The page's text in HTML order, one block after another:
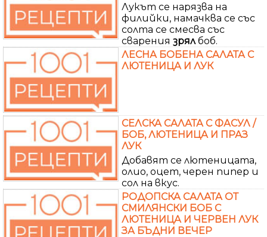
Лукът се нарязва на
филийки, намачква се със
солта се смесва със
сварения зрял боб.
ЛЕСНА БОБЕНА САЛАТА С
ЛЮТЕНИЦА И ЛУК
СЕЛСКА САЛАТА С ФАСУЛ /
БОБ, ЛЮТЕНИЦА И ПРАЗ
ЛУК
Добавят се лютеницата,
олио, оцет, черен пипер и
сол на вкус.
РОДОПСКА САЛАТА ОТ
СМИЛЯНСКИ БОБ С
ЛЮТЕНИЦА И ЧЕРВЕН ЛУК
ЗА БЪДНИ ВЕЧЕР